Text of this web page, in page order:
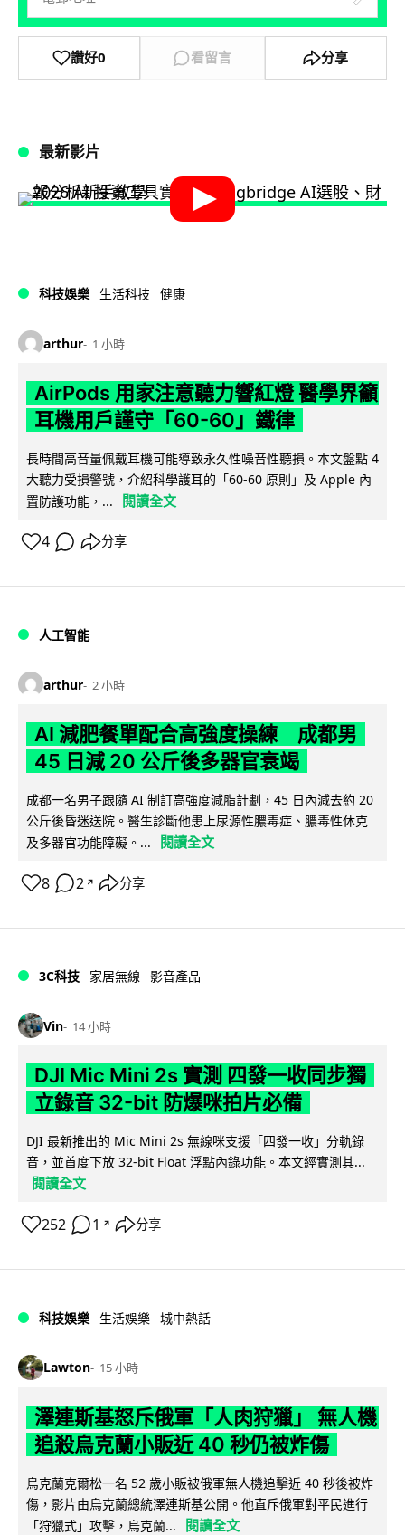
讚好0 看留言 分享
最新影片
科技娛樂 生活科技 健康
arthur 1 小時
AirPods 用家注意聽力響紅燈 醫學界籲
耳機用戶謹守「60-60」鐵律
長時間高音量佩戴耳機可能導致永久性噪音性聽損。本文盤點 4
大聽力受損警號，介紹科學護耳的「60-60 原則」及 Apple 內
置防護功能，...
閱讀全文
4 分享
人工智能
arthur 2 小時
AI 減肥餐單配合高強度操練 成都男
45 日減 20 公斤後多器官衰竭
成都一名男子跟隨 AI 制訂高強度減脂計劃，45 日內減去約 20
公斤後昏迷送院。醫生診斷他患上尿源性膿毒症、膿毒性休克
及多器官功能障礙。...
閱讀全文
8 2 ↗ 分享
3C科技 家居無線 影音產品
Vin 14 小時
DJI Mic Mini 2s 實測 四發一收同步獨
立錄音 32-bit 防爆咪拍片必備
DJI 最新推出的 Mic Mini 2s 無線咪支援「四發一收」分軌錄
音，並首度下放 32-bit Float 浮點內錄功能。本文經實測其...
閱讀全文
252 1 ↗ 分享
科技娛樂 生活娛樂 城中熱話
Lawton 15 小時
澤連斯基怒斥俄軍「人肉狩獵」 無人機
追殺烏克蘭小販近 40 秒仍被炸傷
烏克蘭克爾松一名 52 歲小販被俄軍無人機追擊近 40 秒後被炸
傷，影片由烏克蘭總統澤連斯基公開。他直斥俄軍對平民進行
「狩獵式」攻擊，烏克蘭...
閱讀全文